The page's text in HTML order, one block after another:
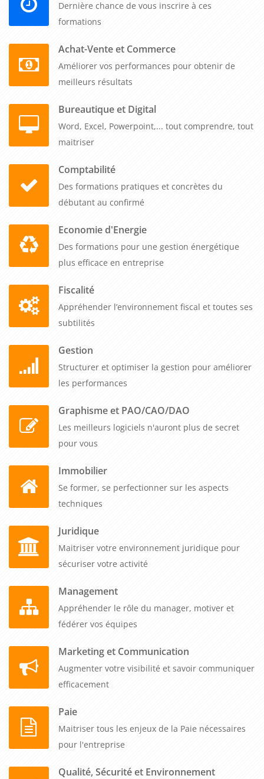
Cette formation transforme votre expression écrite en
développant une expertise reconnue dans l'art de rédiger,
créant ainsi un avantage concurrentiel significatif et une
communication professionnelle de qualité supérieure.
Dernière chance de vous inscrire à ces
formations
Achat-Vente et Commerce
Améliorer vos performances pour obtenir de
meilleurs résultats
Bureautique et Digital
Word, Excel, Powerpoint,... tout comprendre, tout
maitriser
Comptabilité
Des formations pratiques et concrètes du
débutant au confirmé
Economie d'Energie
Des formations pour une gestion énergétique
plus efficace en entreprise
Fiscalité
Appréhender l’environnement fiscal et toutes ses
subtilités
Gestion
Structurer et optimiser la gestion pour améliorer
les performances
Graphisme et PAO/CAO/DAO
Les meilleurs logiciels n'auront plus de secret
pour vous
Immobilier
Se former, se perfectionner sur les aspects
techniques
Juridique
Maitriser votre environnement juridique pour
sécuriser votre activité
Management
Appréhender le rôle du manager, motiver et
fédérer vos équipes
Marketing et Communication
Augmenter votre visibilité et savoir communiquer
efficacement
Paie
Maitriser tous les enjeux de la Paie nécessaires
pour l'entreprise
Qualité, Sécurité et Environnement